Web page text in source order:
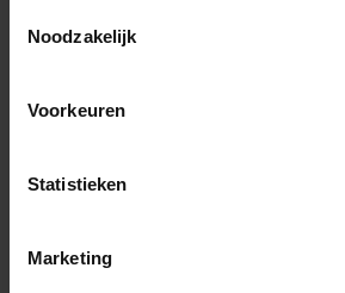
Noodzakelijk
Voorkeuren
Statistieken
Marketing
Algemene informatie